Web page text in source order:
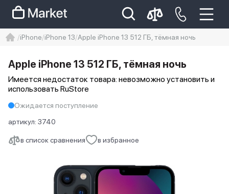
Iphone 14 pro max
айфон 14
iPhone iPhone 13 Apple iPhone 13 512 ГБ, тёмная ночь
в список сравнения в избранное
Apple iPhone 13 512 ГБ, тёмная ночь
Имеется недостаток товара: невозможно установить и
использовать RuStore
Ожидается поступление
артикул: 3740